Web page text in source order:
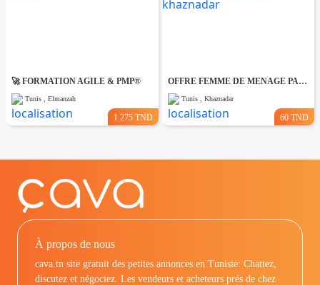
🚀 FORMATION AGILE & PMP®
Tunis , Elmanzah
1.275 TND
OFFRE FEMME DE MENAGE PAR JOUR A khaznadar
Tunis , Khaznadar
60 TND
À propos de nous
cava.tn site gratuit des petites annonces en Tunisie: Chattez,
discutez et négociez. Les vendeurs et acheteurs prés de chez